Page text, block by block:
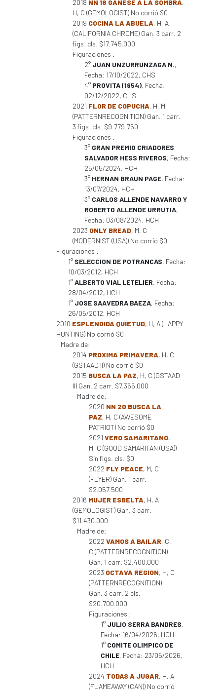
2018 NN 18 GANESE A LA SOMBRA,
H, C (GEMOLOGIST) No corrió $0
2019 COCINA LA ABUELA, H, A
(CALIFORNIA CHROME) Gan. 3 carr. 2
figs. cls. $17.745.000
Figuraciones :
2° JUAN UNZURRUNZAGA N.,
Fecha: 17/10/2022, CHS
4° PROVITA (1954), Fecha:
02/12/2022, CHS
2021 FLOR DE COPUCHA, H, M
(PATTERNRECOGNITION) Gan. 1 carr.
3 figs. cls. $9.779.750
Figuraciones :
3° GRAN PREMIO CRIADORES
SALVADOR HESS RIVEROS, Fecha:
25/05/2024, HCH
3° HERNAN BRAUN PAGE, Fecha:
13/07/2024, HCH
3° CARLOS ALLENDE NAVARRO Y
ROBERTO ALLENDE URRUTIA,
Fecha: 03/08/2024, HCH
2023 ONLY BREAD, M, C
(MODERNIST (USA)) No corrió $0
Figuraciones :
1° SELECCION DE POTRANCAS, Fecha:
10/03/2012, HCH
1°ALBERTO VIAL LETELIER, Fecha:
28/04/2012, HCH
1° JOSE SAAVEDRA BAEZA, Fecha:
26/05/2012, HCH
2010 ESPLENDIDA QUIETUD, H, A (HAPPY
HUNTING) No corrió $0
Madre de:
2014 PROXIMA PRIMAVERA, H, C
(GSTAAD II) No corrió $0
2015 BUSCA LA PAZ, H, C (GSTAAD
II) Gan. 2 carr. $7.365.000
Madre de:
2020 NN 20 BUSCA LA
PAZ, H, C (AWESOME
PATRIOT) No corrió $0
2021 VERO SAMARITANO,
M, C (GOOD SAMARITAN (USA))
Sin figs. cls. $0
2022 FLY PEACE, M, C
(FLYER) Gan. 1 carr.
$2.057.500
2016 MUJER ESBELTA, H, A
(GEMOLOGIST) Gan. 3 carr.
$11.430.000
Madre de:
2022 VAMOS A BAILAR, C,
C (PATTERNRECOGNITION)
Gan. 1 carr. $2.400.000
2023 OCTAVA REGION, H, C
(PATTERNRECOGNITION)
Gan. 3 carr. 2 cls.
$20.700.000
Figuraciones :
1° JULIO SERRA BANDRES,
Fecha: 16/04/2026, HCH
1° COMITE OLIMPICO DE
CHILE, Fecha: 23/05/2026,
HCH
2024 TODAS A JUGAR, H, A
(FLAMEAWAY (CAN)) No corrió